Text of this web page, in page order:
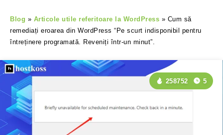
Blog » Articole utile referitoare la WordPress » Cum să
remediați eroarea din WordPress “Pe scurt indisponibil pentru
întreținere programată. Reveniți într-un minut”.
258752 5